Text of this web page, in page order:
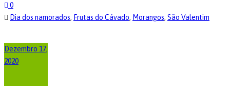
0
Dia dos namorados, Frutas do Cávado, Morangos, São Valentim
Dezembro 17,
2020